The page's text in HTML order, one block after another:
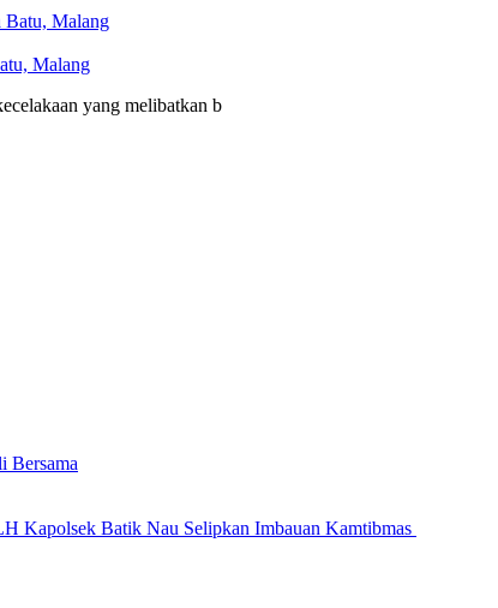
Malang
yang melibatkan b
Bersama
Kapolsek Batik Nau Selipkan Imbauan Kamtibmas